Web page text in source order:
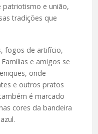
patriotismo e união,
tradições que
fogos de artifício,
e amigos se
onde
e outros pratos
é marcado
cores da bandeira